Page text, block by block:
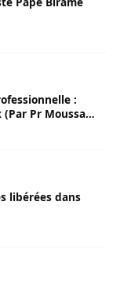
:
Pr Moussa
libérées dans